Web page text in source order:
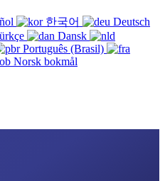
한국어
Deutsch
Dansk
Português (Brasil)
Norsk bokmål